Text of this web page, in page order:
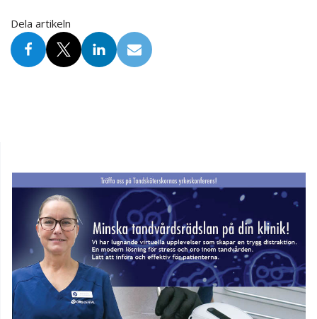
Dela artikeln